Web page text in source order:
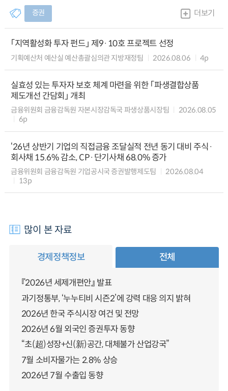
증권 더보기
「지역활성화 투자 펀드」 제9·10호 프로젝트 선정
기획예산처 예산실 예산총괄심의관 지방재정팀 2026.08.06 4p
실효성 있는 투자자 보호 체계 마련을 위한 「파생결합상품
제도개선 간담회」 개최
금융위원회 금융감독원 자본시장감독국 파생상품시장팀
2026.08.05
6p
‘26년 상반기 기업의 직접금융 조달실적 전년 동기 대비 주식·
회사채 15.6% 감소, CP·단기사채 68.0% 증가
금융위원회 금융감독원 기업공시국 증권발행제도팀
2026.08.04
13p
많이 본 자료
경제정책정보 전체
『2026년 세제개편안』 발표
과기정통부, ‘누누티비 시즌2’에 강력 대응 의지 밝혀
2026년 한국 주식시장 여건 및 전망
2026년 6월 외국인 증권투자 동향
“초(超)성장+신(新)공간, 대체불가 산업강국”
7월 소비자물가는 2.8% 상승
2026년 7월 수출입 동향